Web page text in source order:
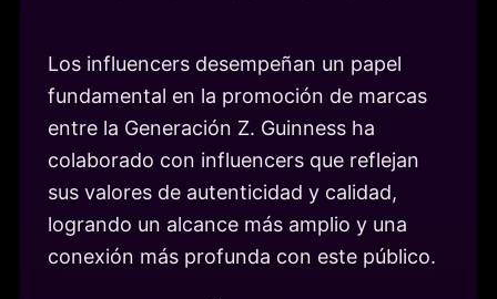
Los influencers desempeñan un papel
fundamental en la promoción de marcas
entre la Generación Z. Guinness ha
colaborado con influencers que reflejan
sus valores de autenticidad y calidad,
logrando un alcance más amplio y una
conexión más profunda con este público.